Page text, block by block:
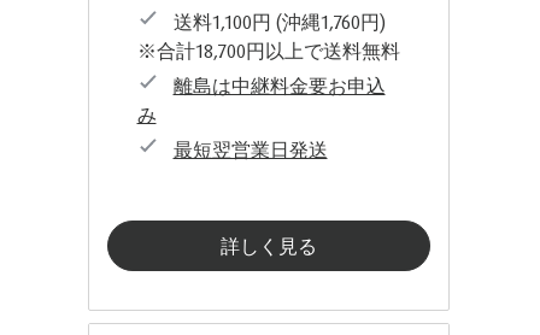
送料1,100円 (沖縄1,760円)
※合計18,700円以上で送料無料
離島は中継料金要お申込
み
最短翌営業日発送
詳しく見る